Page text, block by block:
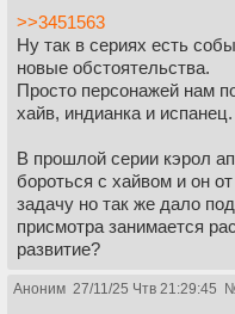
>>3451563
Ну так в сериях есть
новые обстоятельства.
Просто персонажей нам
хайв, индианка и испанец.
В прошлой серии кэрол
бороться с хайвом и он
задачу но так же дало
присмотра занимается
развитие?
Аноним 27/11/25 Чтв 21:29:45